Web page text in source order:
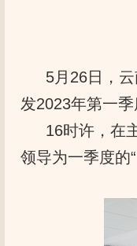
5月26日，
发2023年第一
16时许，在
领导为一季度的